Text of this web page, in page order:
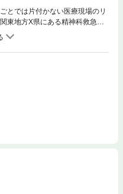
とでは片付かない医療現場のリ
地方X県にある精神科救急病
つて外科医だったころ、精神科
た。いくら心を病んだとして
いからだ。しかし、それは思い
だ。その大半が、自殺直前に精
診療科なのだ。実際に十数年に
に接してきた。私の勤める精神
調症の人、数十年にわたって入
アルコール依存症、双極性障
で片付けられないし、精神疾患
こには最近流行っている精神科
現実がある。●もくじ●まえがき
某月某日 住所は病院 ： ４